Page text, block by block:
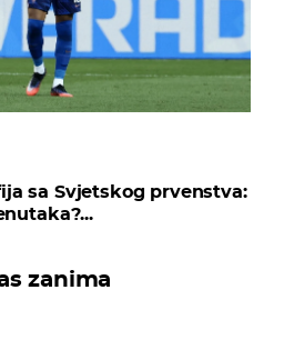
sa Svjetskog prvenstva:
zanima